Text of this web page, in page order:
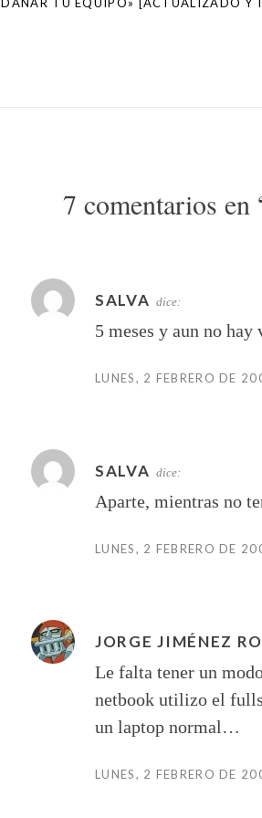
7 comentarios en
SALVA dice:
5 meses y aun no
LUNES, 2 FEBRERO DE
SALVA dice:
Aparte, mientras no
LUNES, 2 FEBRERO DE
JORGE JIMÉNEZ
Le falta tener un
netbook utilizo el
un laptop normal…
LUNES, 2 FEBRERO DE